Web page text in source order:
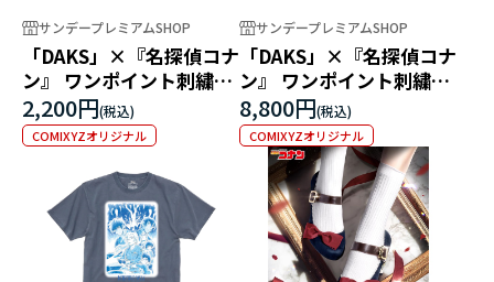
サンデープレミアムSHOP
「DAKS」×『名探偵コナ
ン』 ワンポイント刺繍ソ
ックス
2,200円
COMIXYZオリジナル
サンデープレミアムSHOP
「DAKS」×『名探偵コナ
ン』 ワンポイント刺繍キ
ャップ
8,800円
COMIXYZオリジナル